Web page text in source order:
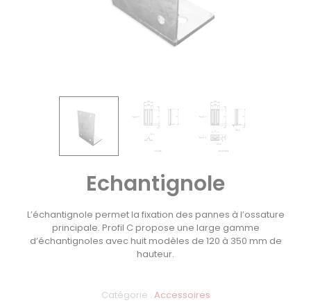
Echantignole
L’échantignole permet la fixation des pannes à l’ossature
principale. Profil C propose une large gamme
d’échantignoles avec huit modèles de 120 à 350 mm de
hauteur.
Catégorie : Accessoires